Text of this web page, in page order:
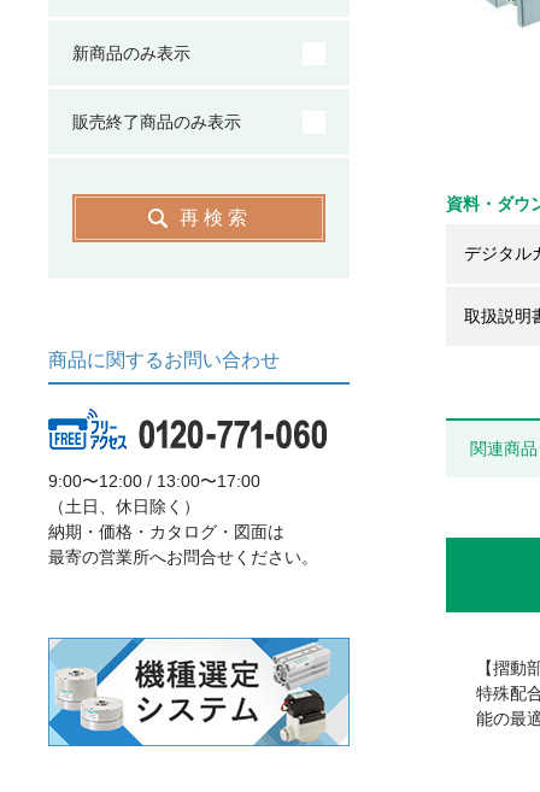
資料・ダウ
デジタル
取扱説明
関連商品
【摺動
特殊配
能の最
新商品のみ表示
販売終了商品のみ表示
再検索
商品に関するお問い合わせ
9:00〜12:00 / 13:00〜17:00
（土日、休日除く）
納期・価格・カタログ・図面は
最寄の営業所へお問合せください。